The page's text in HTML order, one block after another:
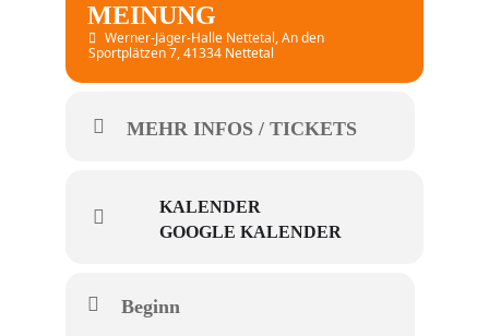
MEINUNG
Werner-Jäger-Halle Nettetal, An den
Sportplätzen 7, 41334 Nettetal
MEHR INFOS / TICKETS
KALENDER
GOOGLE KALENDER
Beginn